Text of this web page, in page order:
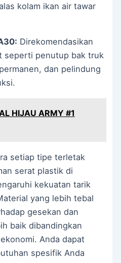
kolam ikan air tawar
Direkomendasikan
seperti penutup bak truk
dan pelindung
HIJAU ARMY #1
setiap tipe terletak
serat plastik di
kekuatan tarik
yang lebih tebal
gesekan dan
baik dibandingkan
Anda dapat
spesifik Anda